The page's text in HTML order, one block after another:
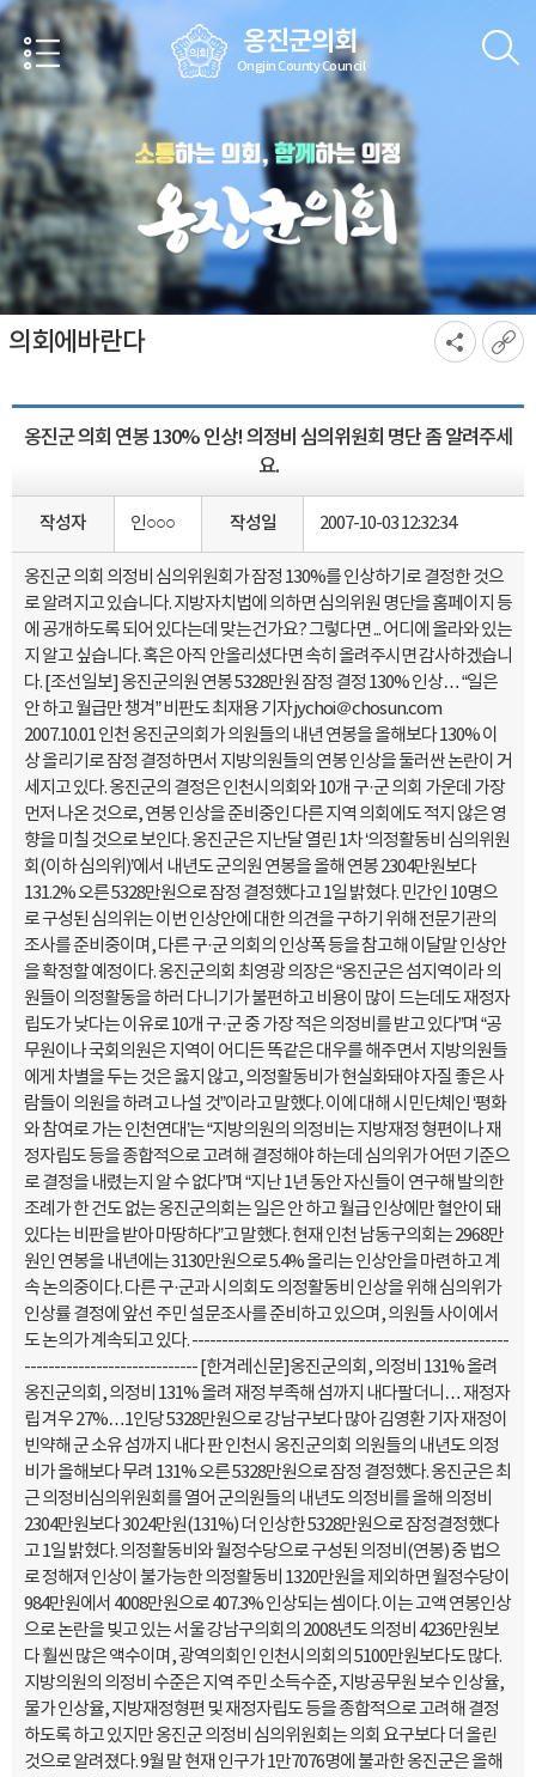
본문바로가기
옹진군의회
Ongjin County Council
의회에바란다
옹진군 의회 연봉 130% 인상! 의정비 심의위원회 명단 좀 알려주세
요.
작성자 인○○○ 작성일 2007-10-03 12:32:34
옹진군 의회 의정비 심의위원회가 잠정 130%를 인상하기로 결정한 것으
로 알려지고 있습니다. 지방자치법에 의하면 심의위원 명단을 홈페이지 등
에 공개하도록 되어 있다는데 맞는건가요? 그렇다면 ... 어디에 올라와 있는
지 알고 싶습니다. 혹은 아직 안올리셨다면 속히 올려주시면 감사하겠습니
다. [조선일보] 옹진군의원 연봉 5328만원 잠정 결정 130% 인상… “일은
안 하고 월급만 챙겨” 비판도 최재용 기자 jychoi＠chosun.com
2007.10.01 인천 옹진군의회가 의원들의 내년 연봉을 올해보다 130% 이
상 올리기로 잠정 결정하면서 지방의원들의 연봉 인상을 둘러싼 논란이 거
세지고 있다. 옹진군의 결정은 인천시의회와 10개 구·군 의회 가운데 가장
먼저 나온 것으로, 연봉 인상을 준비중인 다른 지역 의회에도 적지 않은 영
향을 미칠 것으로 보인다. 옹진군은 지난달 열린 1차 ‘의정활동비 심의위원
회(이하 심의위)’에서 내년도 군의원 연봉을 올해 연봉 2304만원보다
131.2% 오른 5328만원으로 잠정 결정했다고 1일 밝혔다. 민간인 10명으
로 구성된 심의위는 이번 인상안에 대한 의견을 구하기 위해 전문기관의
조사를 준비중이며, 다른 구·군 의회의 인상폭 등을 참고해 이달말 인상안
을 확정할 예정이다. 옹진군의회 최영광 의장은 “옹진군은 섬지역이라 의
원들이 의정활동을 하러 다니기가 불편하고 비용이 많이 드는데도 재정자
립도가 낮다는 이유로 10개 구·군 중 가장 적은 의정비를 받고 있다”며 “공
무원이나 국회의원은 지역이 어디든 똑같은 대우를 해주면서 지방의원들
에게 차별을 두는 것은 옳지 않고, 의정활동비가 현실화돼야 자질 좋은 사
람들이 의원을 하려고 나설 것”이라고 말했다. 이에 대해 시민단체인 ‘평화
와 참여로 가는 인천연대’는 “지방의원의 의정비는 지방재정 형편이나 재
정자립도 등을 종합적으로 고려해 결정해야 하는데 심의위가 어떤 기준으
로 결정을 내렸는지 알 수 없다”며 “지난 1년 동안 자신들이 연구해 발의한
조례가 한 건도 없는 옹진군의회는 일은 안 하고 월급 인상에만 혈안이 돼
있다는 비판을 받아 마땅하다”고 말했다. 현재 인천 남동구의회는 2968만
원인 연봉을 내년에는 3130만원으로 5.4% 올리는 인상안을 마련하고 계
속 논의중이다. 다른 구·군과 시의회도 의정활동비 인상을 위해 심의위가
인상률 결정에 앞선 주민 설문조사를 준비하고 있으며, 의원들 사이에서
도 논의가 계속되고 있다. -----------------------------------------------------
----------------------------- [한겨레신문]옹진군의회, 의정비 131% 올려
옹진군의회, 의정비 131% 올려 재정 부족해 섬까지 내다팔더니… 재정자
립 겨우 27%…1인당 5328만원으로 강남구보다 많아 김영환 기자 재정이
빈약해 군 소유 섬까지 내다 판 인천시 옹진군의회 의원들의 내년도 의정
비가 올해보다 무려 131% 오른 5328만원으로 잠정 결정했다. 옹진군은 최
근 의정비심의위원회를 열어 군의원들의 내년도 의정비를 올해 의정비
2304만원보다 3024만원(131%) 더 인상한 5328만원으로 잠정결정했다
고 1일 밝혔다. 의정활동비와 월정수당으로 구성된 의정비(연봉) 중 법으
로 정해져 인상이 불가능한 의정활동비 1320만원을 제외하면 월정수당이
984만원에서 4008만원으로 407.3% 인상되는 셈이다. 이는 고액 연봉인상
으로 논란을 빚고 있는 서울 강남구의회의 2008년도 의정비 4236만원보
다 훨씬 많은 액수이며, 광역의회인 인천시의회의 5100만원보다도 많다.
지방의원의 의정비 수준은 지역 주민 소득수준, 지방공무원 보수 인상율,
물가 인상율, 지방재정형편 및 재정자립도 등을 종합적으로 고려해 결정
하도록 하고 있지만 옹진군 의정비 심의위원회는 의회 요구보다 더 올린
것으로 알려졌다. 9월 말 현재 인구가 1만7076명에 불과한 옹진군은 올해